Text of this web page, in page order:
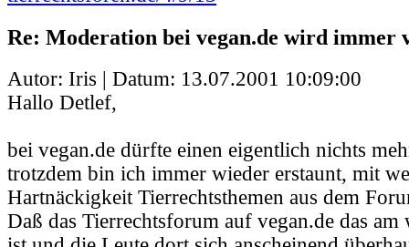
Re: Moderation bei vegan.de wird immer
Autor: Iris | Datum: 13.07.2001 10:09:00
Hallo Detlef,
bei vegan.de dürfte einen eigentlich nichts
trotzdem bin ich immer wieder erstaunt, mit
Hartnäckigkeit Tierrechtsthemen aus dem
Daß das Tierrechtsforum auf vegan.de das am